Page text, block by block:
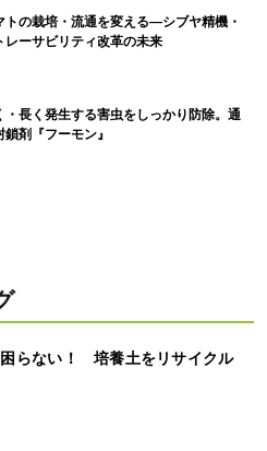
トの栽培・流通を変える―シブヤ精機・
レーサビリティ改革の未来
・長く発生する害虫をしっかり防除。通
剤『フーモン』
困らない！ 培養土をリサイクル